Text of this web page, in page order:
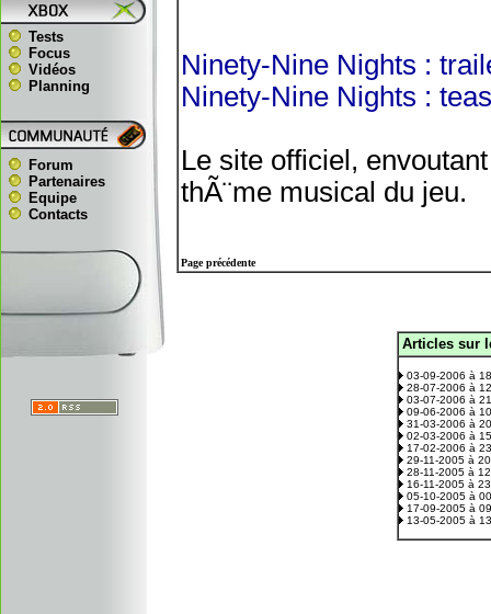
Tests
Focus
Vidéos
Planning
Forum
Partenaires
Equipe
Contacts
Ninety-Nine Nights :
Ninety-Nine Nights :
Le site officiel,
thÃ¨me musical du jeu.
Page précédente
Articles sur
03-09-2006 à
28-07-2006 à
03-07-2006 à
09-06-2006 à
31-03-2006 à
02-03-2006 à
17-02-2006 à
29-11-2005 à
28-11-2005 à
16-11-2005 à
05-10-2005 à
17-09-2005 à
13-05-2005 à